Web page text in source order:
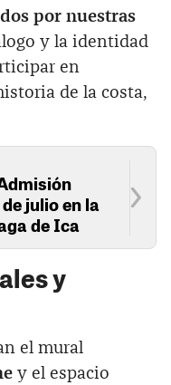
por nuestras
y la identidad
en
de la costa,
julio en la
de Ica
y
el mural
y el espacio